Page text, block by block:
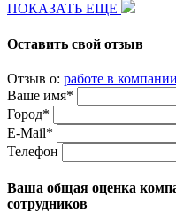
ПОКАЗАТЬ ЕЩЕ
Оставить свой отзыв
Отзыв о: работе в компании
Ваше имя*
Город*
E-Mail*
Телефон
Ваша общая оценка
сотрудников